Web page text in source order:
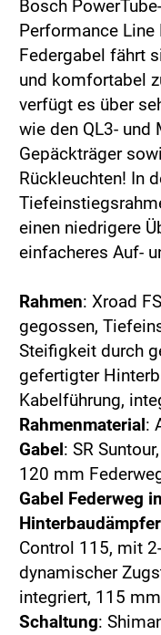
Bosch
Performance
Federgabel fährt
und komfortabel
verfügt es über
wie den QL3- und
Gepäckträger
Rückleuchten! In
einen niedrigere
einfacheres Auf-
Rahmen: Xroad
gegossen,
Steifigkeit durch
gefertigter
Kabelführung,
Rahmenmaterial:
Gabel: SR
120 mm
Gabel Federweg
Hinterbaudämpfer
Control 115, mit
dynamischer
integriert, 115
Schaltung: